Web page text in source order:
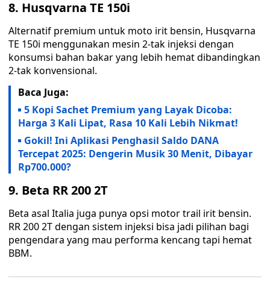
8. Husqvarna TE 150i
Alternatif premium untuk moto irit bensin, Husqvarna
TE 150i menggunakan mesin 2-tak injeksi dengan
konsumsi bahan bakar yang lebih hemat dibandingkan
2-tak konvensional.
Baca Juga:
5 Kopi Sachet Premium yang Layak Dicoba:
Harga 3 Kali Lipat, Rasa 10 Kali Lebih Nikmat!
Gokil! Ini Aplikasi Penghasil Saldo DANA
Tercepat 2025: Dengerin Musik 30 Menit, Dibayar
Rp700.000?
9. Beta RR 200 2T
Beta asal Italia juga punya opsi motor trail irit bensin.
RR 200 2T dengan sistem injeksi bisa jadi pilihan bagi
pengendara yang mau performa kencang tapi hemat
BBM.